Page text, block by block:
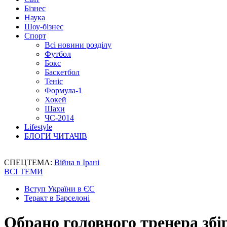
Бізнес
Наука
Шоу-бізнес
Спорт
Всі новини розділу
Футбол
Бокс
Баскетбол
Теніс
Формула-1
Хокей
Шахи
ЧС-2014
Lifestyle
БЛОГИ ЧИТАЧІВ
СПЕЦТЕМА: Війна в Ірані
ВСІ ТЕМИ
Вступ України в ЄС
Теракт в Барселоні
Обрано головного тренера